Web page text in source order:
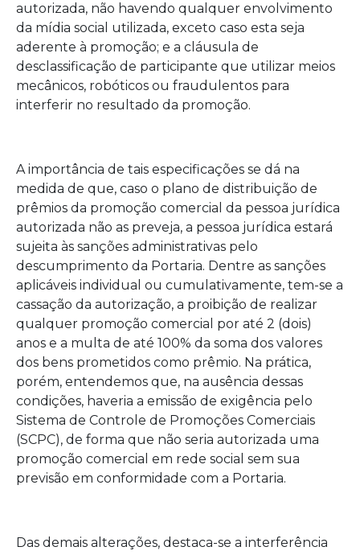
autorizada, não havendo qualquer envolvimento
da mídia social utilizada, exceto caso esta seja
aderente à promoção; e a cláusula de
desclassificação de participante que utilizar meios
mecânicos, robóticos ou fraudulentos para
interferir no resultado da promoção.
A importância de tais especificações se dá na
medida de que, caso o plano de distribuição de
prêmios da promoção comercial da pessoa jurídica
autorizada não as preveja, a pessoa jurídica estará
sujeita às sanções administrativas pelo
descumprimento da Portaria. Dentre as sanções
aplicáveis individual ou cumulativamente, tem-se a
cassação da autorização, a proibição de realizar
qualquer promoção comercial por até 2 (dois)
anos e a multa de até 100% da soma dos valores
dos bens prometidos como prêmio. Na prática,
porém, entendemos que, na ausência dessas
condições, haveria a emissão de exigência pelo
Sistema de Controle de Promoções Comerciais
(SCPC), de forma que não seria autorizada uma
promoção comercial em rede social sem sua
previsão em conformidade com a Portaria.
Das demais alterações, destaca-se a interferência